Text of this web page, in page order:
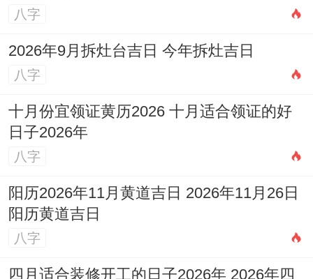
八字
2026年9月拆灶台吉日 今年拆灶吉日
八字
十月份宜领证黄历2026 十月适合领证的好
日子2026年
八字
阳历2026年11月黄道吉日 2026年11月26日
阳历黄道吉日
八字
四月适合装修开工的日子2026年 2026年四